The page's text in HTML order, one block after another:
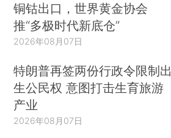
铜钴出口，世界黄金协会
推“多极时代新底仓”
2026年08月07日
特朗普再签两份行政令限制出
生公民权 意图打击生育旅游
产业
2026年08月07日